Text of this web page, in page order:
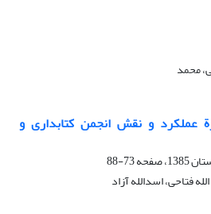
محمد
عملکرد و نقش انجمن کتابداری و
73-88
فتاحی، اسدالله آزاد